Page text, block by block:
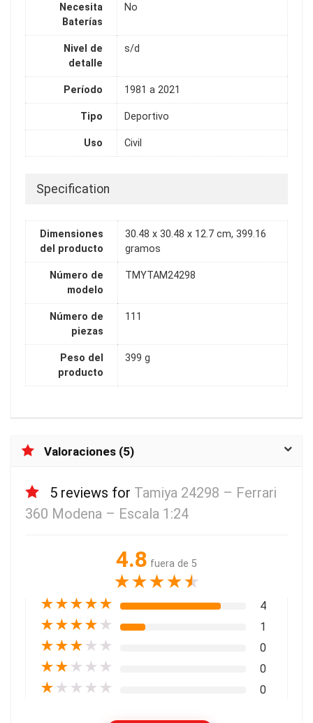
Necesita
Baterías
No
Nivel de
detalle
s/d
Período 1981 a 2021
Tipo Deportivo
Uso Civil
Specification
Dimensiones
del producto
30.48 x 30.48 x 12.7 cm, 399.16
gramos
Número de
modelo
TMYTAM24298
Número de
piezas
111
Peso del
producto
399 g
Valoraciones (5)
5 reviews for Tamiya 24298 – Ferrari
360 Modena – Escala 1:24
4.8 fuera de 5
★★★★★
★★★★★ 4
★★★★ ★ 1
★★★ ★ ★ 0
★★ ★ ★ ★ 0
★ ★ ★ ★ ★ 0